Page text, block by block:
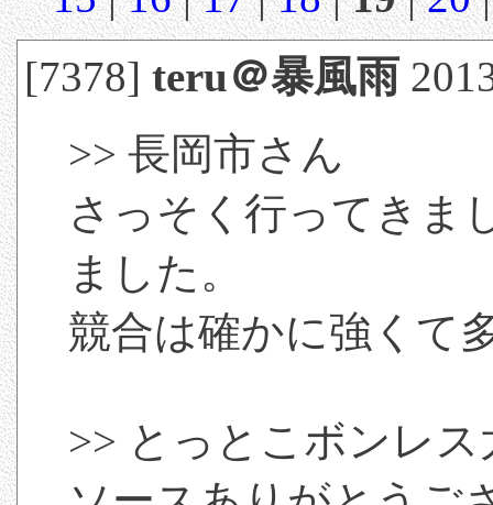
[7378]teru＠暴風雨
>> 長岡市さん
さっそく行ってきま
ました。
競合は確かに強くて
>> とっとこボンレ